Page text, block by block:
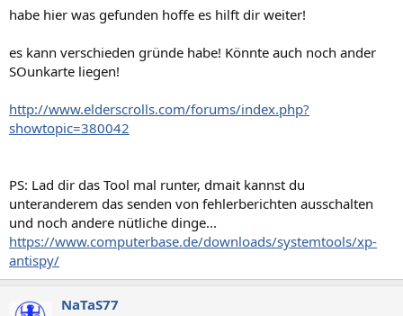
habe hier was gefunden hoffe es hilft dir weiter!
es kann verschieden gründe habe! Könnte auch noch ander
SOunkarte liegen!
http://www.elderscrolls.com/forums/index.php?
showtopic=380042
PS: Lad dir das Tool mal runter, dmait kannst du
unteranderem das senden von fehlerberichten ausschalten
und noch andere nütliche dinge...
https://www.computerbase.de/downloads/systemtools/xp-
antispy/
NaTaS77